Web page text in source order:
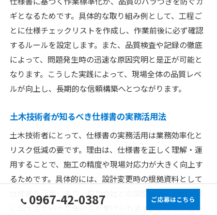
ギとなるためです。具体的な取り組み例として、工程ご
とに仕様チェックリストを作成し、作業前後に必ず確認
するルールを設定します。また、品質検査や記録の徹底
によって、問題発生時の迅速な原因究明と是正が可能と
なります。こうした実践によって、現場全体の品質レベ
ルが向上し、長期的な信頼構築へとつながります。
土木技術者が知るべき仕様書の実務活用法
土木技術者にとって、仕様書の実務活用は業務効率化と
リスク低減の要です。理由は、仕様書を正しく理解・運
用することで、施工の精度や現場対応力が大きく向上す
るためです。具体的には、設計変更時の根拠資料として
仕様書を活用したり、協力会社との調整時に基準を明確
に伝えるといった使い方が挙げられます。さらに、若手
0967-42-0387 ご応募はこちら